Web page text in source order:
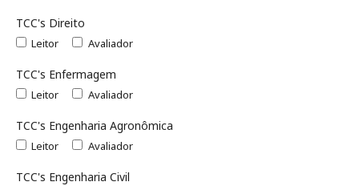
TCC's Direito
Leitor Avaliador
TCC's Enfermagem
Leitor Avaliador
TCC's Engenharia Agronômica
Leitor Avaliador
TCC's Engenharia Civil